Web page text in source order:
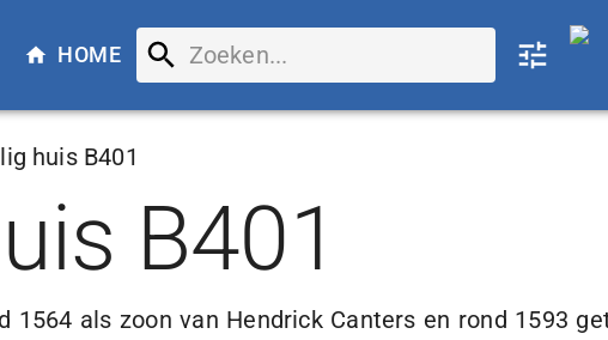
HOME
huis B401
B401
1564 als zoon van Hendrick Canters en rond 1593